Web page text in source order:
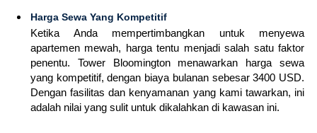
Harga Sewa Yang Kompetitif
Ketika Anda mempertimbangkan untuk menyewa
apartemen mewah, harga tentu menjadi salah satu faktor
penentu. Tower Bloomington menawarkan harga sewa
yang kompetitif, dengan biaya bulanan sebesar 3400 USD.
Dengan fasilitas dan kenyamanan yang kami tawarkan, ini
adalah nilai yang sulit untuk dikalahkan di kawasan ini.